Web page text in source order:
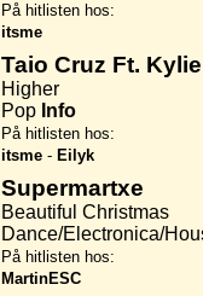
På hitlisten hos:
itsme
Taio Cruz Ft.
Higher
Pop Info
På hitlisten hos:
itsme - Eilyk
Supermartxe
Beautiful Christmas
Dance/Electronica/
På hitlisten hos:
MartinESC